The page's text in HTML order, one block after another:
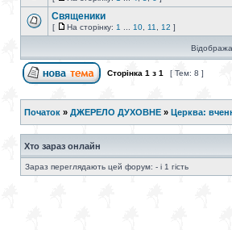
Священики
[ На сторінку: 1 10 11 12 ]
Сторінка 1 з 1 [ Тем: 8 ]
Початок » ДЖЕРЕЛО ДУХОВНЕ » Церква:
Хто зараз онлайн
Зараз переглядають цей форум: - і 1 гість